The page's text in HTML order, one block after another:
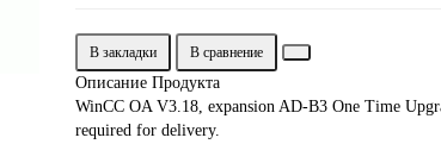
В закладки В сравнение
Описание Продукта
WinCC OA V3.18, expansion AD-B3 One Time
required for delivery.